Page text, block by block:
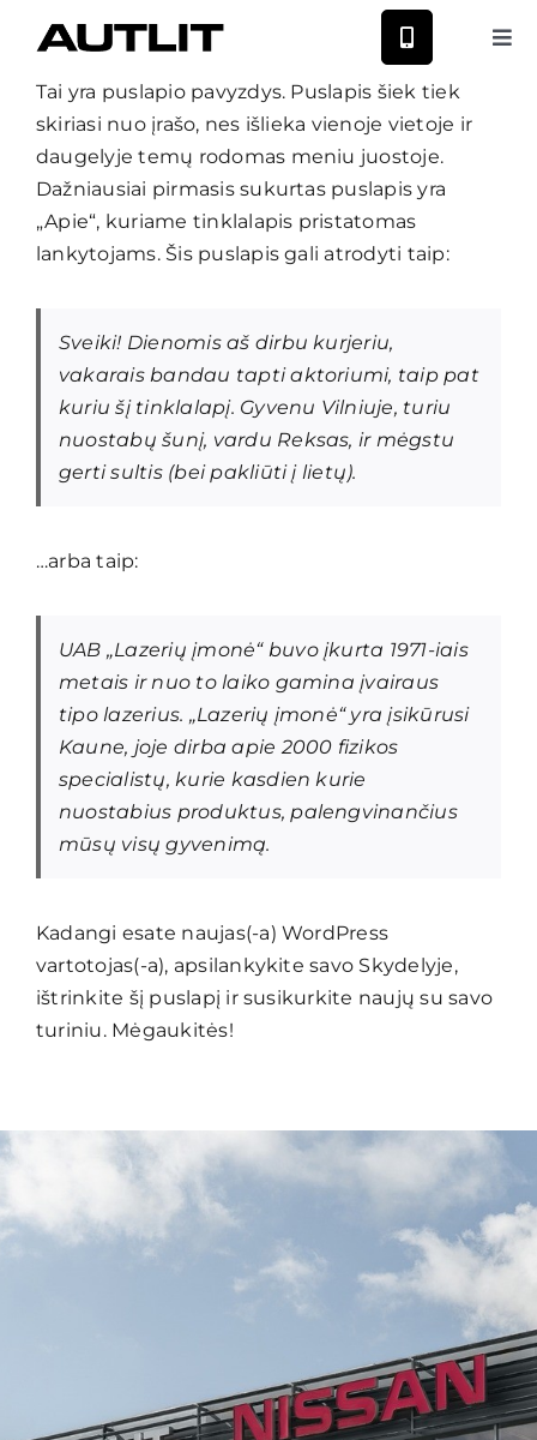
content
Nauji Nissan
Nauji MG
Naudoti automobiliai
Autoservisas
Paslaugos
Naujienos
Kontaktai
Tai yra puslapio pavyzdys. Puslapis šiek tiek
skiriasi nuo įrašo, nes išlieka vienoje vietoje ir
daugelyje temų rodomas meniu juostoje.
Dažniausiai pirmasis sukurtas puslapis yra
„Apie“, kuriame tinklalapis pristatomas
lankytojams. Šis puslapis gali atrodyti taip:
Sveiki! Dienomis aš dirbu kurjeriu,
vakarais bandau tapti aktoriumi, taip pat
kuriu šį tinklalapį. Gyvenu Vilniuje, turiu
nuostabų šunį, vardu Reksas, ir mėgstu
gerti sultis (bei pakliūti į lietų).
…arba taip:
UAB „Lazerių įmonė“ buvo įkurta 1971-iais
metais ir nuo to laiko gamina įvairaus
tipo lazerius. „Lazerių įmonė“ yra įsikūrusi
Kaune, joje dirba apie 2000 fizikos
specialistų, kurie kasdien kurie
nuostabius produktus, palengvinančius
mūsų visų gyvenimą.
Kadangi esate naujas(-a) WordPress
vartotojas(-a), apsilankykite savo Skydelyje,
ištrinkite šį puslapį ir susikurkite naujų su savo
turiniu. Mėgaukitės!